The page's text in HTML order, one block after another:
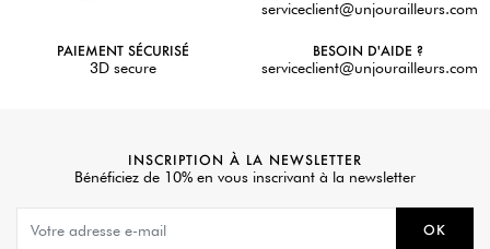
PAIEMENT SÉCURISÉ
3D secure
BESOIN D'AIDE ?
serviceclient@unjourailleurs.com
INSCRIPTION À LA NEWSLETTER
Bénéficiez de 10% en vous inscrivant à la newsletter
OK